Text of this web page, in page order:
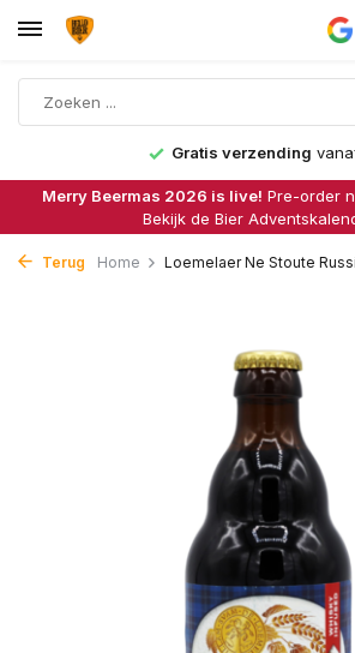
Gratis verzending
Merry Beermas 2026 is live! Pre-order
Bekijk de Bier
Terug Home Loemelaer Ne Stoute